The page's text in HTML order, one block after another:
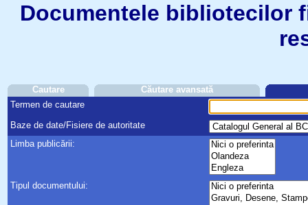
Documentele bibliotecilor
Cautare
Căutare avansată
Termen de cautare
Baze de date/Fisiere de autoritate
Limba publicării:
Tipul documentului: